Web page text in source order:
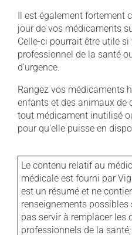
Il est également fortement
jour de vos médicaments
Celle-ci pourrait être utile
professionnel de la santé
d'urgence.
Rangez vos médicaments
enfants et des animaux de
tout médicament inutilisé
pour qu'elle puisse en
Le contenu relatif au
médicale est fourni par
est un résumé et ne
renseignements
pas servir à remplacer les
professionnels de la